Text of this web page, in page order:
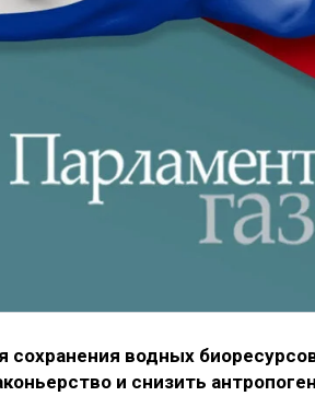
сохранения водных
и снизить